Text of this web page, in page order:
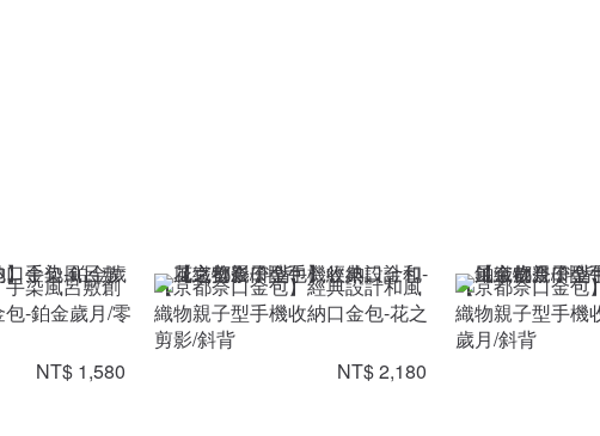
染風呂敷創
-鉑金歲月/零
NT$ 1,580
【京都奈口金包】經典設計和風
織物親子型手機收納口金包-花之
剪影/斜背
NT$ 2,180
【京都奈口金包
織物親子型手機
歲月/斜背